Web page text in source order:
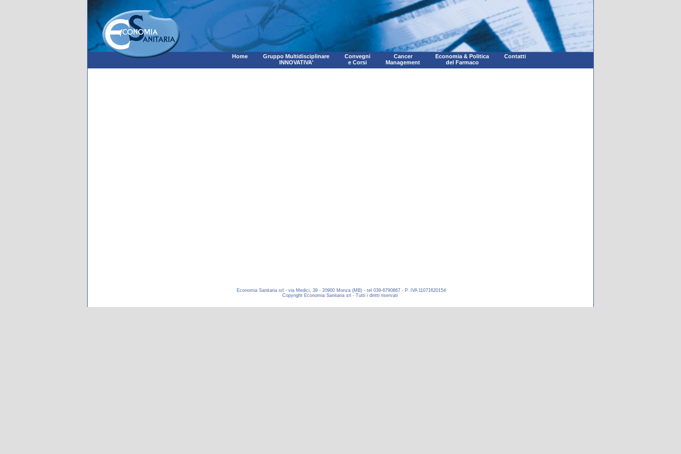
Home
Gruppo Multidisciplinare
INNOVATIVA'
Convegni
e Corsi
Cancer
Management
Economia & Politica
del Farmaco
Contatti
Economia Sanitaria srl - via Medici, 39 - 20900 Monza (MB) - tel 039-6790867 - P. IVA 11071620154
Copyright Economia Sanitaria srl - Tutti i diritti riservati